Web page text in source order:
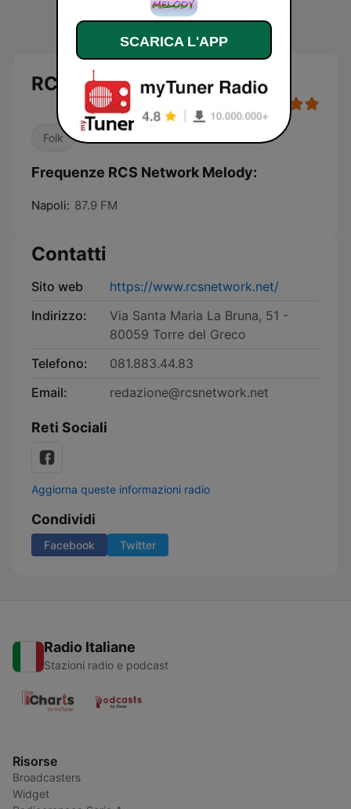
RCS Network Melody diretta
Folk
Frequenze RCS Network Melody:
Napoli: 87.9 FM
Contatti
Sito web
https://www.rcsnetwork.net/
Indirizzo:
Via Santa Maria La Bruna, 51 -
80059 Torre del Greco
Telefono:
081.883.44.83
Email:
redazione@rcsnetwork.net
Reti Sociali
Aggiorna queste informazioni radio
Condividi
Facebook Twitter
Radio Italiane
Stazioni radio e podcast
Risorse
Broadcasters
Widget
SCARICA L'APP